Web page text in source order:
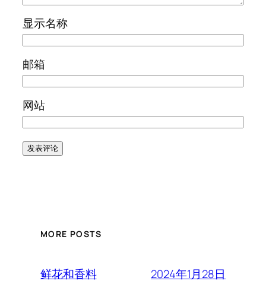
显示名称
邮箱
网站
MORE POSTS
鲜花和香料 2024年1月28日